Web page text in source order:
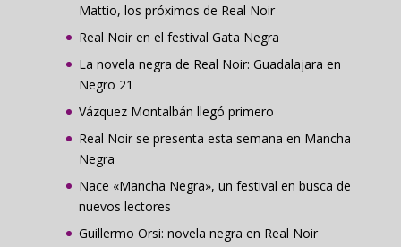
Mattio, los próximos de Real Noir
Real Noir en el festival Gata Negra
La novela negra de Real Noir: Guadalajara en
Negro 21
Vázquez Montalbán llegó primero
Real Noir se presenta esta semana en Mancha
Negra
Nace «Mancha Negra», un festival en busca de
nuevos lectores
Guillermo Orsi: novela negra en Real Noir